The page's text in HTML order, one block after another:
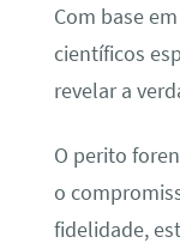
Com base
científicos
revelar a
O perito
o
fidelidade,